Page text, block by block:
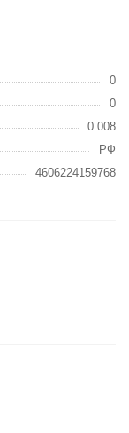
0
0
0.008
РФ
4606224159768